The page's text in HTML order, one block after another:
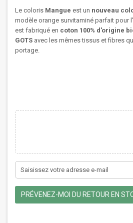
Le coloris Mangue est un nouveau
modèle orange survitaminé parfait pour
est fabriqué en coton 100% d'origine
GOTS avec les mêmes tissus et fibres
portage.
PRÉVENEZ-MOI DU RETOUR EN